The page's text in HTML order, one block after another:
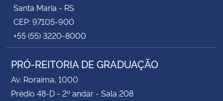
– Prestar assistência aos(às) docentes quanto à
ensino-aprendizagem Moodle;
Santa Maria - RS
CEP: 97105-900
+55 (55) 3220-8000
PRÓ-REITORIA DE GRADUAÇÃO
Av. Roraima, 1000
Prédio 48-D - 2º andar - Sala 208